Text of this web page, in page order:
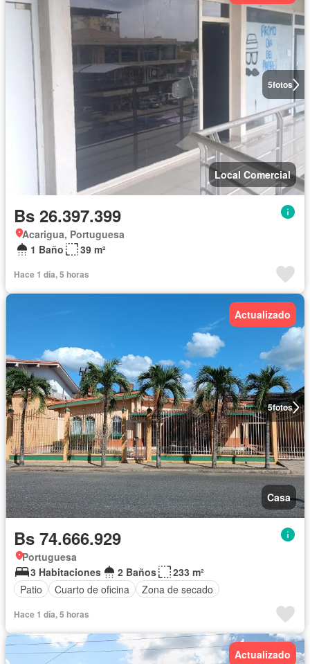
5fotos
Local Comercial
Bs 26.397.399
Acarigua, Portuguesa
1 Baño
39 m²
Hace 1 día, 5 horas
5fotos
Actualizado
Casa
Bs 74.666.929
Portuguesa
3 Habitaciones
2 Baños
233 m²
Patio
Cuarto de oficina Zona de secado
Hace 1 día, 5 horas
Actualizado